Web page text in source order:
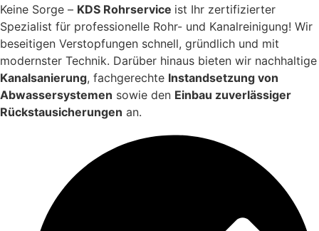
Keine Sorge – KDS Rohrservice ist Ihr zertifizierter
Spezialist für professionelle Rohr- und Kanalreinigung! Wir
beseitigen Verstopfungen schnell, gründlich und mit
modernster Technik. Darüber hinaus bieten wir nachhaltige
Kanalsanierung, fachgerechte Instandsetzung von
Abwassersystemen sowie den Einbau zuverlässiger
Rückstausicherungen an.